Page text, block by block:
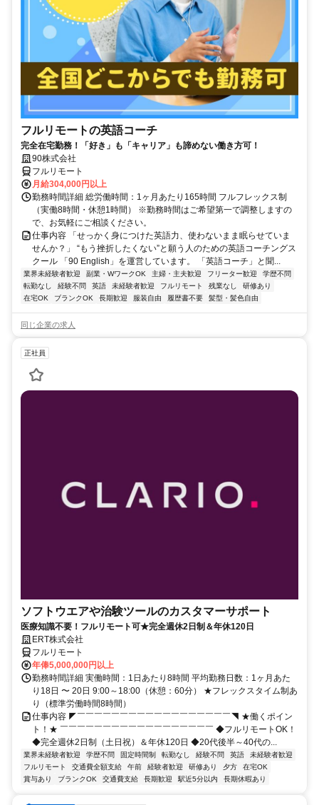
フルリモートの英語コーチ
完全在宅勤務！「好き」も「キャリア」も諦めない働き方可！
90株式会社
フルリモート
月給304,000円以上
勤務時間詳細 総労働時間：1ヶ月あたり165時間 フルフレックス制
（実働8時間・休憩1時間） ※勤務時間はご希望第一で調整しますの
で、お気軽にご相談ください。
仕事内容 「せっかく身につけた英語力、使わないまま眠らせていま
せんか？」 “もう挫折したくない”と願う人のための英語コーチングス
クール 「90 English」を運営しています。 「英語コーチ」と聞...
業界未経験者歓迎 副業・WワークOK 主婦・主夫歓迎 フリーター歓迎
学歴不問
転勤なし
経験不問 英語 未経験者歓迎 フルリモート 残業なし
研修あり
在宅OK
ブランクOK 長期歓迎 服装自由 履歴書不要 髪型・髪色自由
同じ企業の求人
正社員
ソフトウエアや治験ツールのカスタマーサポート
医療知識不要！フルリモート可★完全週休2日制＆年休120日
ERT株式会社
フルリモート
年俸5,000,000円以上
勤務時間詳細 実働時間：1日あたり8時間 平均勤務日数：1ヶ月あた
り18日 〜 20日 9:00～18:00（休憩：60分） ★フレックスタイム制あ
り（標準労働時間8時間）
仕事内容 ◤￣￣￣￣￣￣￣￣￣￣￣￣￣￣￣￣￣￣◥ ★働くポイン
ト！★ ￣￣￣￣￣￣￣￣￣￣￣￣￣￣￣￣￣￣ ◆フルリモートOK！
◆完全週休2日制（土日祝）＆年休120日 ◆20代後半～40代の...
業界未経験者歓迎 学歴不問 固定時間制 転勤なし 経験不問 英語
未経験者歓迎
フルリモート
交通費全額支給 午前 経験者歓迎 研修あり 夕方
在宅OK
賞与あり
ブランクOK 交通費支給 長期歓迎 駅近5分以内 長期休暇あり